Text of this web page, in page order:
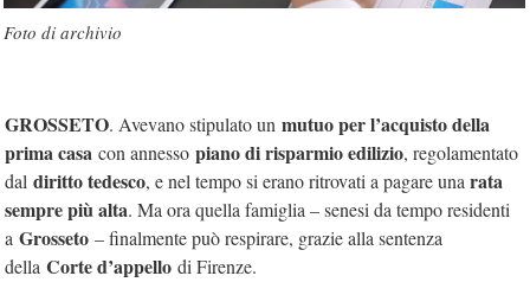
Foto di archivio
GROSSETO. Avevano stipulato un mutuo per l’acquisto della
prima casa con annesso piano di risparmio edilizio, regolamentato
dal diritto tedesco, e nel tempo si erano ritrovati a pagare una rata
sempre più alta. Ma ora quella famiglia – senesi da tempo residenti
a Grosseto – finalmente può respirare, grazie alla sentenza
della Corte d’appello di Firenze.